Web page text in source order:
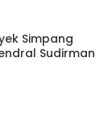
Simpang
Sudirman